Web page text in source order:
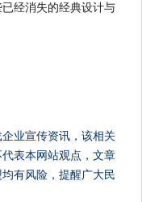
经消失的经典设计与
业宣传资讯，该相关
表本网站观点，文章
有风险，提醒广大民